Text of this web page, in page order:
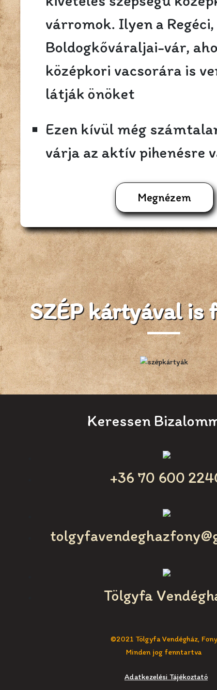
várromok. Ilyen a Regéci,
Boldogkőváraljai-vár,
középkori vacsorára is
látják önöket
Ezen kívül még
várja az aktív pihenésre
Megnézem
SZÉP kártyával is
Keressen
+36 70 600
Tölgyfa
©2021 Tölgyfa Vendégház, Fony
Minden jog fenntartva
Adatkezelési Tájékoztató